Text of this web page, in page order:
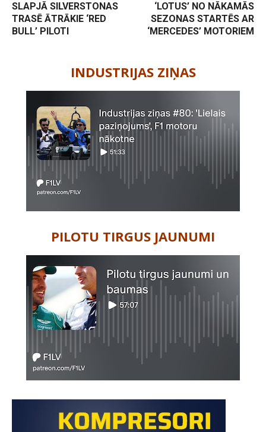
SLAPJĀ SILVERSTONAS
TRASĒ ĀTRĀKIE ‘RED
BULL’ PILOTI
‘LOTUS’ NO NĀKAMĀS
SEZONAS STARTĒS AR
‘MERCEDES’ MOTORIEM
INDUSTRIJAS ZIŅAS
PILOTU TIRGUS JAUNUMI